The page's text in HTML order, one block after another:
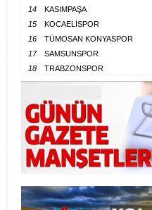
14
KASIMPAŞA
15
KOCAELİSPOR
16
TÜMOSAN KONYASPOR
17
SAMSUNSPOR
18
TRABZONSPOR